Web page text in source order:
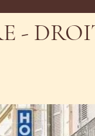
-